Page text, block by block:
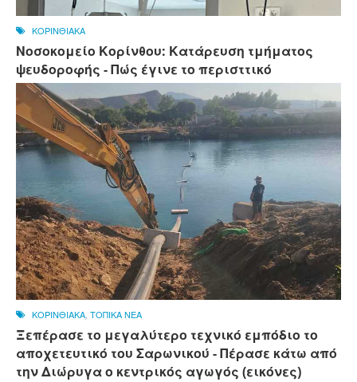
ΚΟΡΙΝΘΙΑΚΑ
Νοσοκομείο Κορίνθου: Κατάρευση τμήματος
ψευδοροφής - Πώς έγινε το περισττικό
ΚΟΡΙΝΘΙΑΚΑ, ΤΟΠΙΚΑ ΝΕΑ
Ξεπέρασε το μεγαλύτερο τεχνικό εμπόδιο το
αποχετευτικό του Σαρωνικού - Πέρασε κάτω από
την Διώρυγα ο κεντρικός αγωγός (εικόνες)